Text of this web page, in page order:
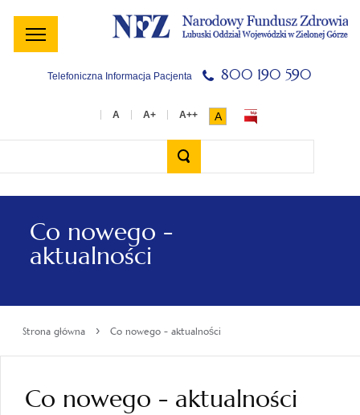
Menu
główne
Menu
lewe
Treść
główna
Szukaj
w
serwisie
Stopka
Telefoniczna Informacja Pacjenta 800 190 590
A
Co nowego -
aktualności
Strona główna › Co nowego - aktualności
Co nowego - aktualności